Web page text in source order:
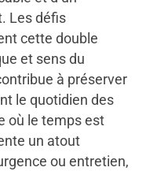
Les défis
cette double
et sens du
à préserver
le quotidien des
où le temps est
un atout
ou entretien,